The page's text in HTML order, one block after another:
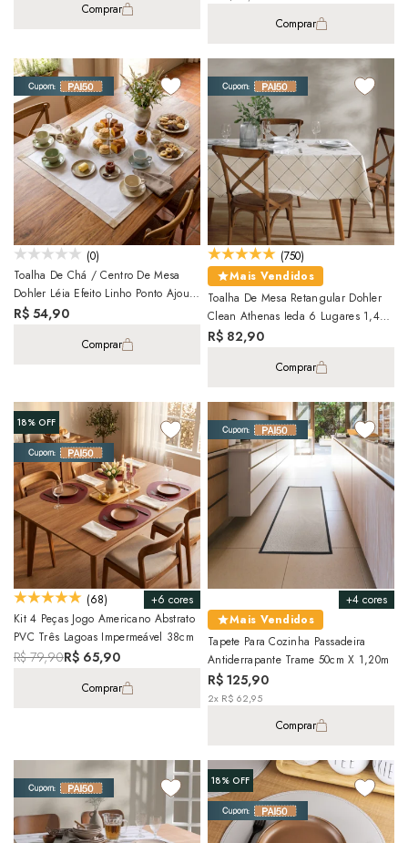
Comprar
Comprar
(0)
Toalha De Chá / Centro De Mesa
Dohler Léia Efeito Linho Ponto Ajour
100% Algodão 90cm X 90cm
R$ 54,90
Comprar
(750)
Mais Vendidos
Toalha De Mesa Retangular Dohler
Clean Athenas Ieda 6 Lugares 1,40m
X 2,10m
R$ 82,90
Comprar
18%OFF
+6 cores
(68)
Kit 4 Peças Jogo Americano Abstrato
PVC Três Lagoas Impermeável 38cm
R$ 79,90R$ 65,90
Comprar
+4 cores
Mais Vendidos
Tapete Para Cozinha Passadeira
Antiderrapante Trame 50cm X 1,20m
R$ 125,90
2x R$ 62,95
Comprar
18%OFF